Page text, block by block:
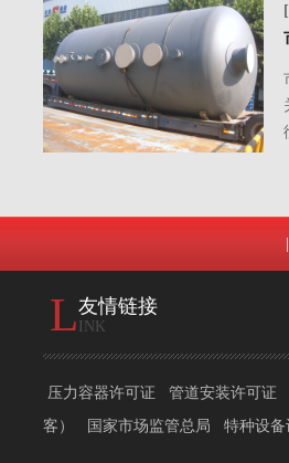
L友情链接
INK
压力容器许可证 管道安装许可证
客）
国家市场监管总局 特种设备